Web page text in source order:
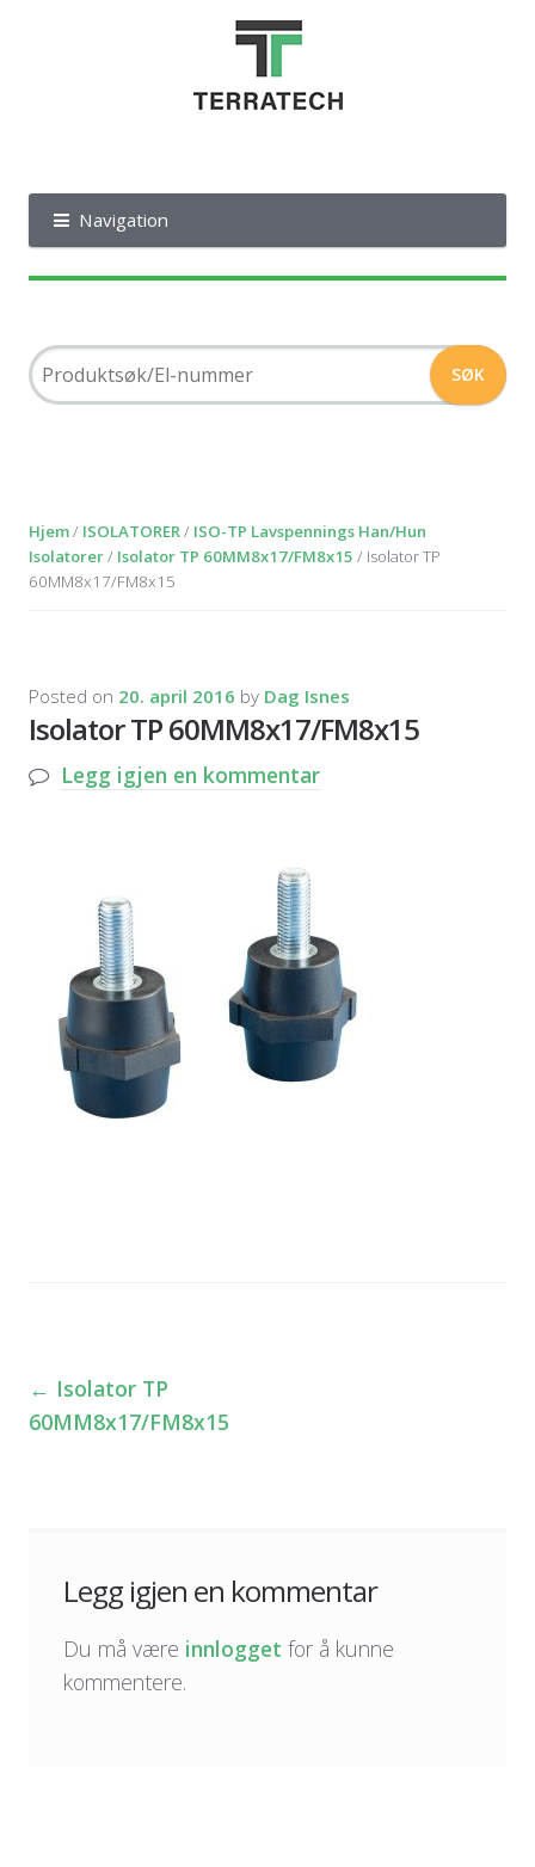
Navigation
Hjem/ ISOLATORER/ ISO-TP Lavspennings Han/Hun
Isolatorer/ Isolator TP 60MM8x17/FM8x15 / Isolator TP
60MM8x17/FM8x15
Posted on 20. april 2016 by Dag Isnes
Isolator TP 60MM8x17/FM8x15
Legg igjen en kommentar
Innleggsnavigasjon
← Isolator TP
60MM8x17/FM8x15
Legg igjen en kommentar
Du må være innlogget for å kunne
kommentere.